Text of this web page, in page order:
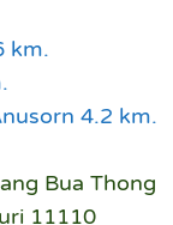
km.
4.2 km.
Bua Thong
11110